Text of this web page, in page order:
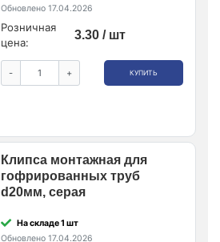
Обновлено 17.04.2026
Розничная
цена:
3.30 / шт
- + КУПИТЬ
Клипса монтажная для
гофрированных труб
d20мм, серая
На складе 1 шт
Обновлено 17.04.2026